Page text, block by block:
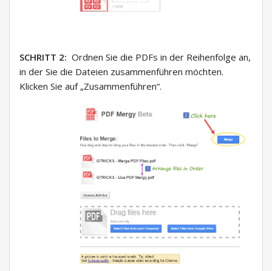
SCHRITT 2: Ordnen Sie die PDFs in der Reihenfolge an,
in der Sie die Dateien zusammenführen möchten.
Klicken Sie auf „Zusammenführen“.